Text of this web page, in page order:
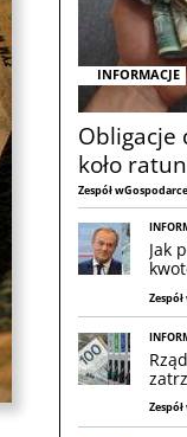
INFORMACJE
Obligacje
koło
Zespół wGospodarce
Jak